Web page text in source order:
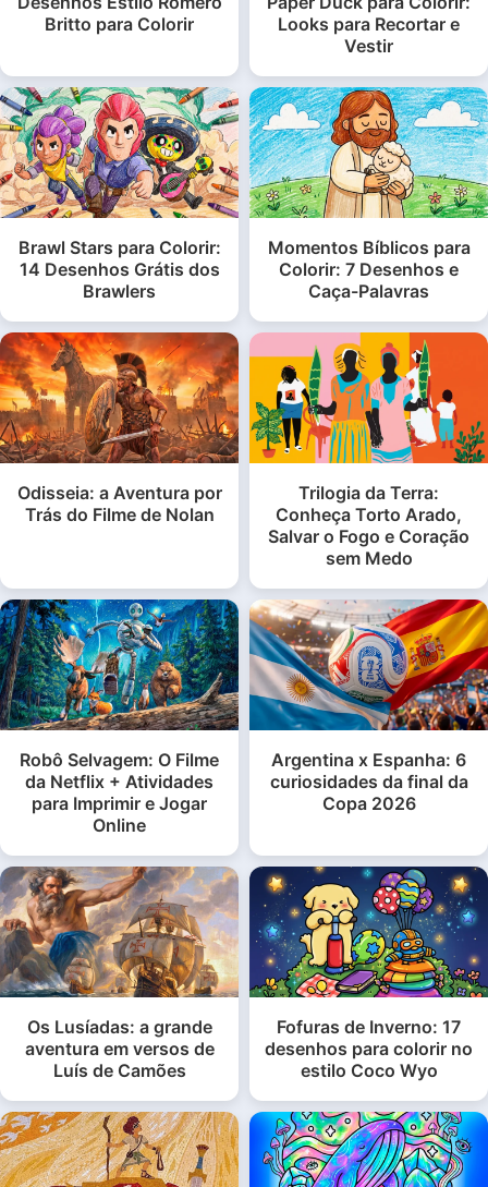
Britto para Colorir
Looks para Recortar e
Vestir
Brawl Stars para Colorir:
14 Desenhos Grátis dos
Brawlers
Momentos Bíblicos para
Colorir: 7 Desenhos e
Caça-Palavras
Odisseia: a Aventura por
Trás do Filme de Nolan
Trilogia da Terra:
Conheça Torto Arado,
Salvar o Fogo e Coração
sem Medo
Robô Selvagem: O Filme
da Netflix + Atividades
para Imprimir e Jogar
Online
Argentina x Espanha: 6
curiosidades da final da
Copa 2026
Os Lusíadas: a grande
aventura em versos de
Luís de Camões
Fofuras de Inverno: 17
desenhos para colorir no
estilo Coco Wyo